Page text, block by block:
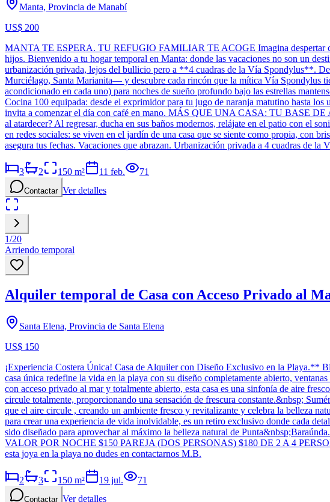
Manta, Provincia de Manabí
US$ 200
MANTA TE ESPERA. TU REFUGIO FAMILIAR TE ACOGE Imagina despertar
hijos. Bienvenido a tu hogar temporal en Manta: donde las vacaciones no son un
urbanización privada, lejos del bullicio pero a **4 cuadras de la Vía Spondylus**.
Murciélago, Santa Marianita— y descubre cada rincón que la mítica Vía
acondicionado en cada uno) para noches de sueño profundo bajo las estrellas
Cocina 100 equipada: desde el exprimidor para tu jugo de naranja matutino hasta
invita a comenzar el día con café en mano. MÁS QUE UNA CASA: TU BASE DE
al atardecer? Al regresar, ducha en sus baños modernos, relájate en el patio con el
en redes sociales: se viven en el jardín de una casa que se siente como propia, con
asegura tus fechas. Vacaciones que abrazan. Urbanización privada a 4 cuadras de
3 2 150 m² 11 feb. 71
Contactar Ver detalles
1/20
Arriendo temporal
Alquiler temporal de Casa con Acceso Privado al
Santa Elena, Provincia de Santa Elena
US$ 150
¡Experiencia Costera Única! Casa de Alquiler con Diseño Exclusivo en la Playa.**
casa única redefine la vida en la playa con su diseño completamente abierto,
con acceso privado al mar y totalmente abierto, esta casa es una sinfonía de aire
circule totalmente, proporcionando una sensación de frescura constante.&nbsp;
que el aire circule , creando un ambiente fresco y revitalizante y celebra la belleza
para crear una experiencia de vida inolvidable, es un retiro exclusivo donde cada
sido diseñado para aprovechar al máximo la belleza natural de
VALOR POR NOCHE $150 PAREJA (DOS PERSONAS) $180 DE 2 A 4
esta joya en la playa no dudes en contactarnos M.B.
2 3 150 m² 19 jul. 71
Contactar Ver detalles